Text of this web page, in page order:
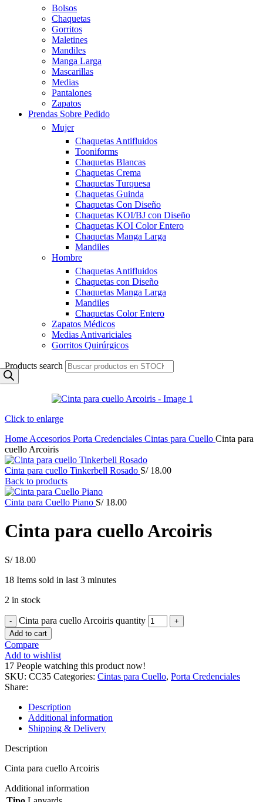
Bolsos
Chaquetas
Gorritos
Maletines
Mandiles
Manga Larga
Mascarillas
Medias
Pantalones
Zapatos
Prendas Sobre Pedido
Mujer
Chaquetas Antifluidos
Tooniforms
Chaquetas Blancas
Chaquetas Crema
Chaquetas Turquesa
Chaquetas Guinda
Chaquetas Con Diseño
Chaquetas KOI/BJ con Diseño
Chaquetas KOI Color Entero
Chaquetas Manga Larga
Mandiles
Hombre
Chaquetas Antifluidos
Chaquetas con Diseño
Chaquetas Manga Larga
Mandiles
Chaquetas Color Entero
Zapatos Médicos
Medias Antivariciales
Gorritos Quirúrgicos
Products search
Click to enlarge
Home Accesorios Porta Credenciales Cintas para Cuello Cinta para
cuello Arcoiris
Cinta para cuello Tinkerbell Rosado S/18.00
Back to products
Cinta para Cuello Piano S/18.00
Cinta para cuello Arcoiris
S/18.00
18 Items sold in last 3 minutes
2 in stock
Cinta para cuello Arcoiris quantity
Add to cart
Compare
Add to wishlist
17 People watching this product now!
SKU: CC35 Categories: Cintas para Cuello, Porta Credenciales
Share:
Description
Additional information
Shipping & Delivery
Description
Cinta para cuello Arcoiris
Additional information